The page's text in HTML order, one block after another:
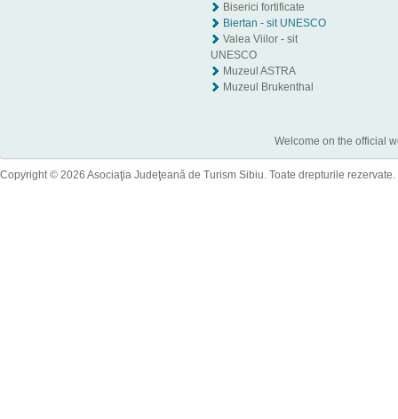
Biserici fortificate
Biertan - sit UNESCO
Valea Viilor - sit
UNESCO
Muzeul ASTRA
Muzeul Brukenthal
Welcome on the official
Copyright © 2026 Asociaţia Judeţeană de Turism Sibiu. Toate drepturile rezervate.